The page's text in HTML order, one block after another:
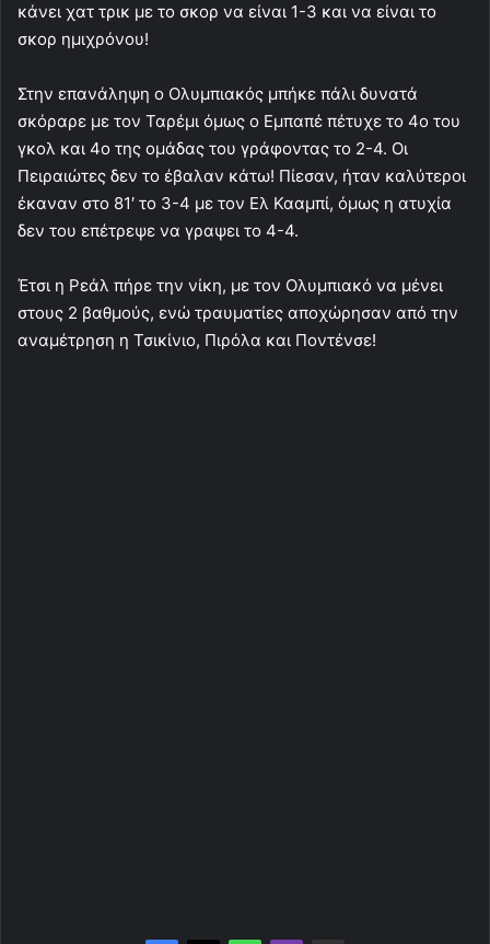
κάνει χατ τρικ με το σκορ να είναι 1-3 και να είναι το
σκορ ημιχρόνου!
Στην επανάληψη ο Ολυμπιακός μπήκε πάλι δυνατά
σκόραρε με τον Ταρέμι όμως ο Εμπαπέ πέτυχε το 4ο του
γκολ και 4ο της ομάδας του γράφοντας το 2-4. Οι
Πειραιώτες δεν το έβαλαν κάτω! Πίεσαν, ήταν καλύτεροι
έκαναν στο 81′ το 3-4 με τον Ελ Κααμπί, όμως η ατυχία
δεν του επέτρεψε να γραψει το 4-4.
Έτσι η Ρεάλ πήρε την νίκη, με τον Ολυμπιακό να μένει
στους 2 βαθμούς, ενώ τραυματίες αποχώρησαν από την
αναμέτρηση η Τσικίνιο, Πιρόλα και Ποντένσε!